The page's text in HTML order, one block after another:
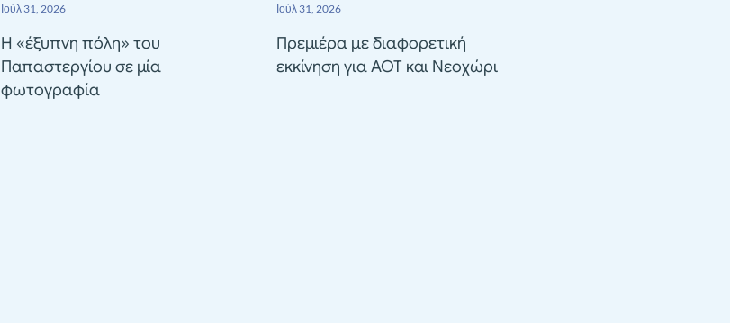
Ιούλ 31, 2026
Η «έξυπνη πόλη» του
Παπαστεργίου σε μία
φωτογραφία
Ιούλ 31, 2026
Πρεμιέρα με διαφορετική
εκκίνηση για ΑΟΤ και Νεοχώρι